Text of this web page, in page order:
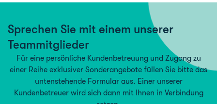
Sprechen Sie mit einem unserer
Teammitglieder
Für eine persönliche Kundenbetreuung und Zugang zu
einer Reihe exklusiver Sonderangebote füllen Sie bitte das
untenstehende Formular aus. Einer unserer
Kundenbetreuer wird sich dann mit Ihnen in Verbindung